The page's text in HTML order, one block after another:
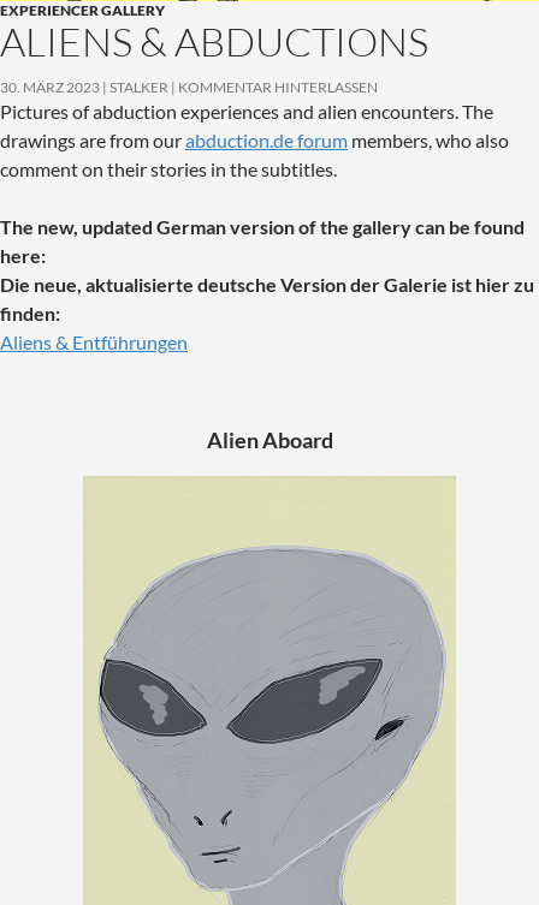
EXPERIENCER GALLERY
ALIENS & ABDUCTIONS
30. MÄRZ 2023 STALKER KOMMENTAR HINTERLASSEN
Pictures of abduction experiences and alien encounters. The
drawings are from ourabduction.de forum members, who also
comment on their stories in the subtitles.
The new, updated German version of the gallery can be found
here:
Die neue, aktualisierte deutsche Version der Galerie ist hier zu
finden:
Aliens & Entführungen
Alien Aboard